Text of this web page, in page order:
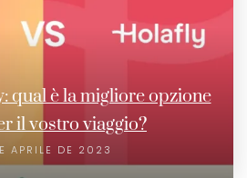
qual è la migliore opzione
il vostro viaggio?
APRILE DE 2023